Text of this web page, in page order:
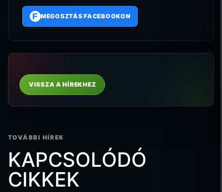
F MEGOSZTÁS FACEBOOKON
VISSZA A HÍREKHEZ
TOVÁBBI HÍREK
KAPCSOLÓDÓ
CIKKEK